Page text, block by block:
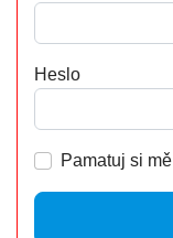
Heslo
Pamatuj si mě